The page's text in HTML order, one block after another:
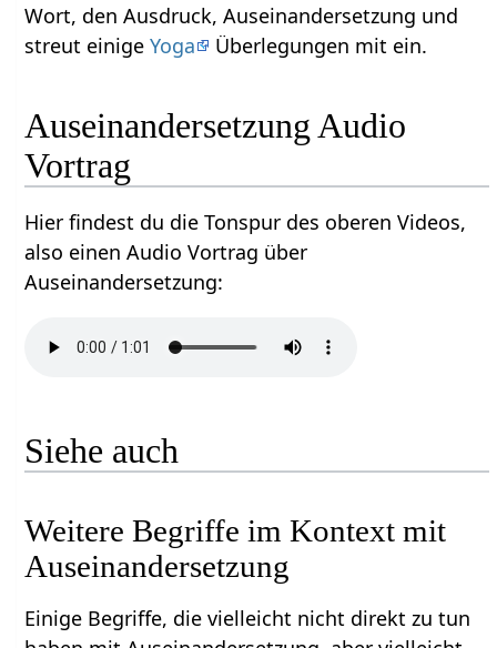
Wort, den Ausdruck, Auseinandersetzung‏‎ und
streut einigeYoga Überlegungen mit ein.
Auseinandersetzung‏‎ Audio
Vortrag
Hier findest du die Tonspur des oberen Videos,
also einen Audio Vortrag über
Auseinandersetzung‏‎:
Siehe auch
Weitere Begriffe im Kontext mit
Einige Begriffe, die vielleicht nicht direkt zu tun